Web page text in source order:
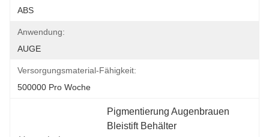
ABS
Anwendung:
AUGE
Versorgungsmaterial-Fähigkeit:
500000 Pro Woche
Pigmentierung Augenbrauen
Bleistift Behälter